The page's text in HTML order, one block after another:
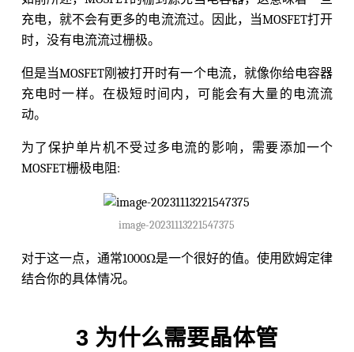
充电，就不会有更多的电流流过。因此，当MOSFET打开
时，没有电流流过栅极。
但是当MOSFET刚被打开时有一个电流，就像你给电容器
充电时一样。在极短时间内，可能会有大量的电流流
动。
为了保护单片机不受过多电流的影响，需要添加一个
MOSFET栅极电阻:
image-20231113221547375
对于这一点，通常1000Ω是一个很好的值。使用欧姆定律
结合你的具体情况。
3 为什么需要晶体管